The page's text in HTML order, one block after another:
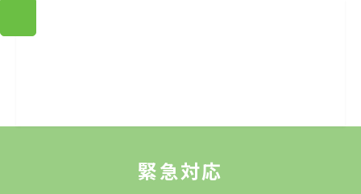
テ
ゲ
緊急対応